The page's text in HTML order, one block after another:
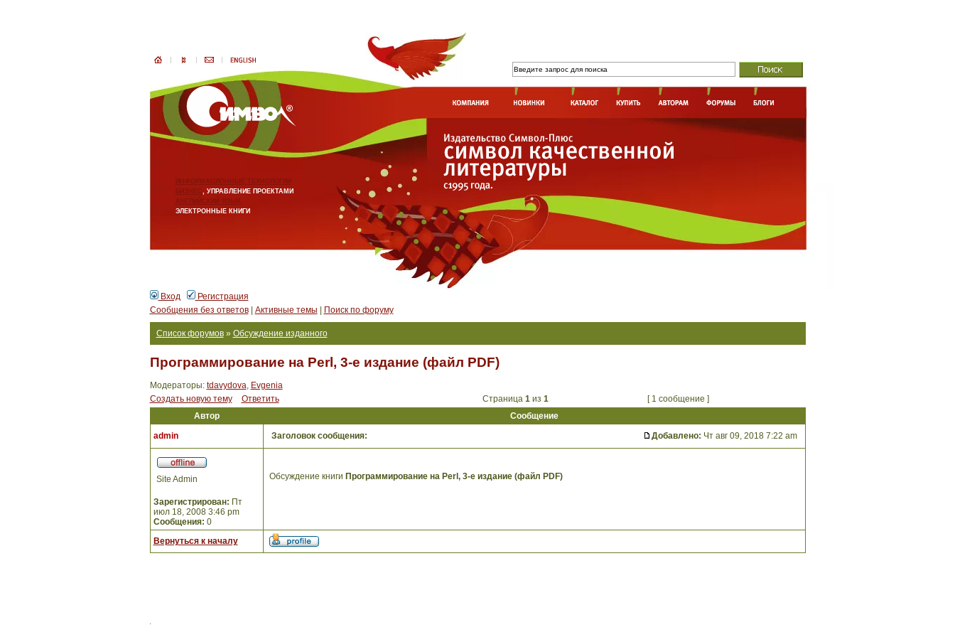
ИНФОРМАЦИОННЫЕ ТЕХНОЛОГИИ
БИЗНЕС, УПРАВЛЕНИЕ ПРОЕКТАМИ
АНГЛИЙСКИЙ ЯЗЫК
ЭЛЕКТРОННЫЕ КНИГИ
Вход
Регистрация
Сообщения без ответов| Активные темы Поиск по форуму
Список форумов» Обсуждение изданного
Программирование на Perl, 3-е издание (файл PDF)
Модераторы: tdavydova, Evgenia
Создать новую тему
Ответить Страница 1из 1
[ 1 сообщение ]
Автор
Сообщение
admin
Заголовок сообщения: Добавлено: Чт авг 09, 2018 7:22 am
Site Admin
Зарегистрирован: Пт
июл 18, 2008 3:46 pm
Сообщения: 0
Обсуждение книги Программирование на Perl, 3-е издание (файл PDF)
Вернуться к началу